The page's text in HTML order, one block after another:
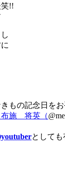
!!
もの記念日を
施 将英（
として